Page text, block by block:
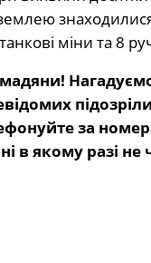
міни та 8
за
в якому разі не